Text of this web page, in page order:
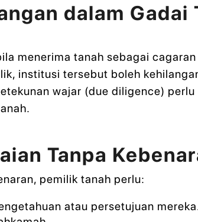
dalam Gadai
menerima tanah sebagai
institusi tersebut boleh
wajar (due diligence)
Tanpa
pemilik tanah perlu:
atau persetujuan